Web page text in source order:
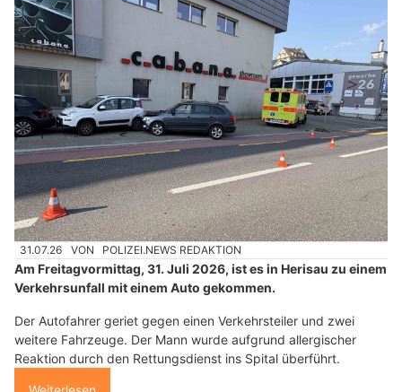
31.07.26 VON POLIZEI.NEWS REDAKTION
Am Freitagvormittag, 31. Juli 2026, ist es in Herisau zu einem
Verkehrsunfall mit einem Auto gekommen.
Der Autofahrer geriet gegen einen Verkehrsteiler und zwei
weitere Fahrzeuge. Der Mann wurde aufgrund allergischer
Reaktion durch den Rettungsdienst ins Spital überführt.